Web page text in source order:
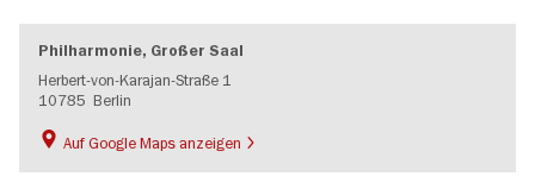
Philharmonie, Großer Saal
Herbert-von-Karajan-Straße 1
10785 Berlin
Auf Google Maps anzeigen